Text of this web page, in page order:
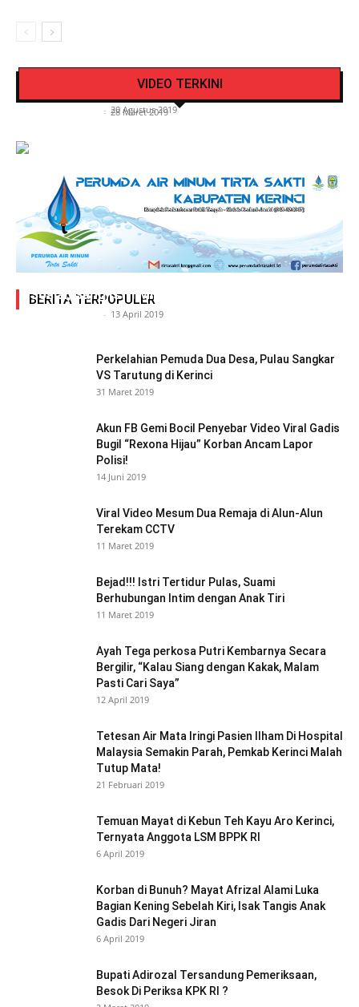
VIDEO TERKINI
Video Detik Evakuasi Jasad Iglesias di Gunung
- 20 Agustus 2019
Lantas Polres Kerinci Beri Pengendara Segelas
- 28 Maret 2019
BERITA TERPOPULER
Adegan Ranjang Dua Kadis, Perhubungan Vs
Sosial, Sang Istri Miliki Bukti Video Mesum Hot
- 13 April 2019
Perkelahian Pemuda Dua Desa, Pulau Sangkar
VS Tarutung di Kerinci
31 Maret 2019
Akun FB Gemi Bocil Penyebar Video Viral Gadis
Bugil “Rexona Hijau” Korban Ancam Lapor
Polisi!
14 Juni 2019
Viral Video Mesum Dua Remaja di Alun-Alun
Terekam CCTV
11 Maret 2019
Bejad!!! Istri Tertidur Pulas, Suami
Berhubungan Intim dengan Anak Tiri
11 Maret 2019
Ayah Tega perkosa Putri Kembarnya Secara
Bergilir, “Kalau Siang dengan Kakak, Malam
Pasti Cari Saya”
12 April 2019
Tetesan Air Mata Iringi Pasien Ilham Di Hospital
Malaysia Semakin Parah, Pemkab Kerinci Malah
Tutup Mata!
21 Februari 2019
Temuan Mayat di Kebun Teh Kayu Aro Kerinci,
Ternyata Anggota LSM BPPK RI
6 April 2019
Korban di Bunuh? Mayat Afrizal Alami Luka
Bagian Kening Sebelah Kiri, Isak Tangis Anak
Gadis Dari Negeri Jiran
6 April 2019
Bupati Adirozal Tersandung Pemeriksaan,
Besok Di Periksa KPK RI ?